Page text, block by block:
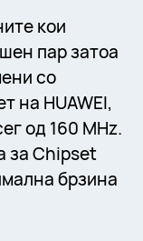
кои
пар затоа
со
на HUAWEI,
од 160 MHz.
за Chipset
брзина